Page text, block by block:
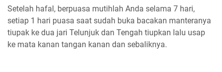
Setelah hafal, berpuasa mutihlah Anda selama 7 hari,
setiap 1 hari puasa saat sudah buka bacakan manteranya
tiupak ke dua jari Telunjuk dan Tengah tiupkan lalu usap
ke mata kanan tangan kanan dan sebaliknya.